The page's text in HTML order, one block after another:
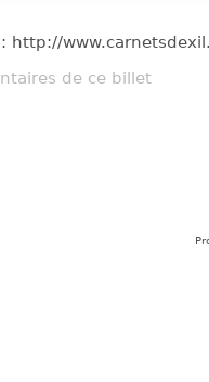
http://
de ce billet